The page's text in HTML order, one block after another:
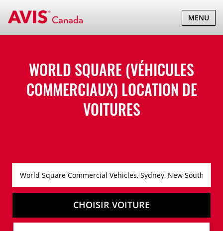
BASCULER
LA
MENU
WORLD SQUARE (VÉHICULES
COMMERCIAUX) LOCATION DE
VOITURES
CHOISIR VOITURE